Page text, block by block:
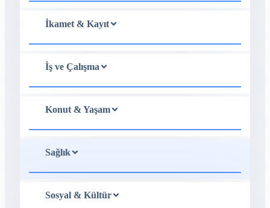
İkamet & Kayıt
İş ve Çalışma
Konut & Yaşam
Sağlık
Sosyal & Kültür